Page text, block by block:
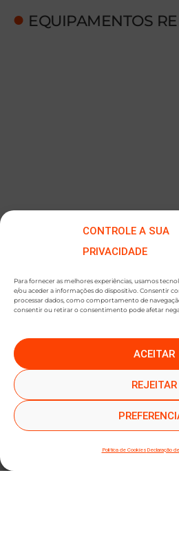
CONTROLE A SUA
PRIVACIDADE
Para fornecer as melhores experiências, usamos
e/ou aceder a informações do dispositivo. Consentir
processar dados, como comportamento de
consentir ou retirar o consentimento pode afetar
ACEITAR
REJEITAR
Política de Cookies Declaração
● EQUIPAMENTOS
●SUBSCREVER